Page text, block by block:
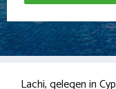
Lachi, gelegen in